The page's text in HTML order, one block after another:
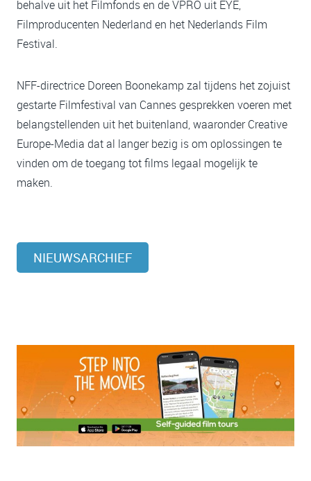
behalve uit het Filmfonds en de VPRO uit EYE,
Filmproducenten Nederland en het Nederlands Film
Festival.
NFF-directrice Doreen Boonekamp zal tijdens het zojuist
gestarte Filmfestival van Cannes gesprekken voeren met
belangstellenden uit het buitenland, waaronder Creative
Europe-Media dat al langer bezig is om oplossingen te
vinden om de toegang tot films legaal mogelijk te
maken.
NIEUWSARCHIEF